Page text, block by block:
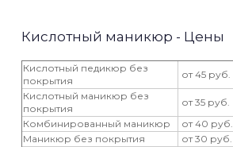
Кислотный маникюр - Цены
Кислотный педикюр без
покрытия
от 45 руб.
Кислотный маникюр без
покрытия
от 35 руб.
Комбинированный маникюр
от 40 руб.
Маникюр без покрытия
от 30 руб.